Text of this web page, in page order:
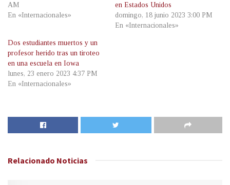
AM
En «Internacionales»
en Estados Unidos
domingo, 18 junio 2023 3:00 PM
En «Internacionales»
Dos estudiantes muertos y un
profesor herido tras un tiroteo
en una escuela en Iowa
lunes, 23 enero 2023 4:37 PM
En «Internacionales»
Relacionado Noticias